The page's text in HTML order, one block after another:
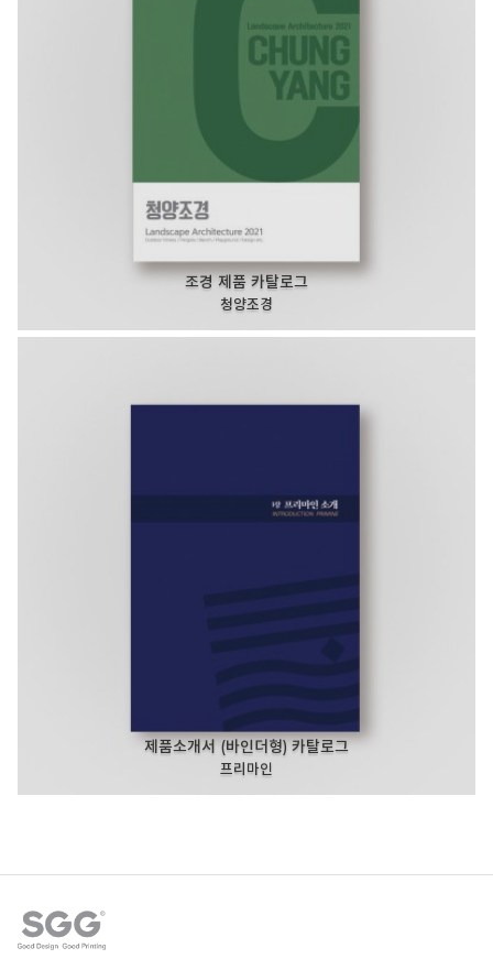
조경 제품 카탈로그
청양조경
제품소개서 (바인더형) 카탈로그
프리마인